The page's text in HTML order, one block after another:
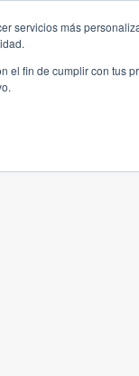
servicios más
el fin de cumplir con tus